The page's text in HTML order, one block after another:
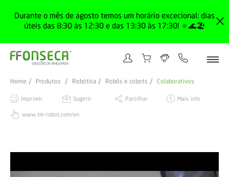
Durante o mês de agosto temos um horário excecional: dias
úteis das 8:30 às 12:30 e das 13:30 às 17:30! 🔅🌊🏖️
Home Produtos Robótica Robôs e cobots Colaborativos
Imprimir Sugerir Partilhar Mais info
www.tm-robot.com/en